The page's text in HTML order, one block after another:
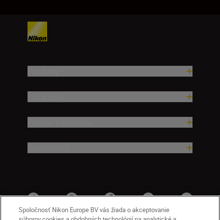
Spoločnosť Nikon Europe BV vás žiada o akceptovanie